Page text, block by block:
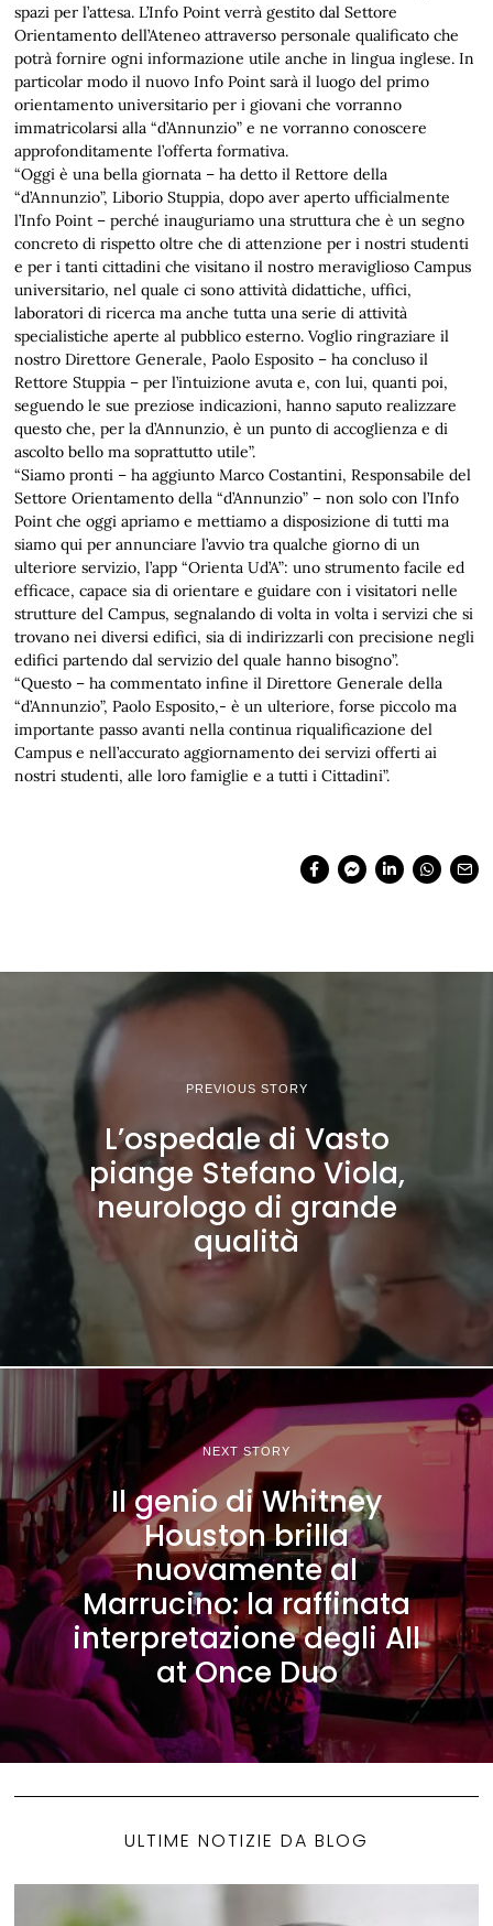
spazi per l’attesa. L’Info Point verrà gestito dal Settore
Orientamento dell’Ateneo attraverso personale qualificato che
potrà fornire ogni informazione utile anche in lingua inglese. In
particolar modo il nuovo Info Point sarà il luogo del primo
orientamento universitario per i giovani che vorranno
immatricolarsi alla “d’Annunzio” e ne vorranno conoscere
approfonditamente l’offerta formativa.
“Oggi è una bella giornata – ha detto il Rettore della
“d’Annunzio”, Liborio Stuppia, dopo aver aperto ufficialmente
l’Info Point – perché inauguriamo una struttura che è un segno
concreto di rispetto oltre che di attenzione per i nostri studenti
e per i tanti cittadini che visitano il nostro meraviglioso Campus
universitario, nel quale ci sono attività didattiche, uffici,
laboratori di ricerca ma anche tutta una serie di attività
specialistiche aperte al pubblico esterno. Voglio ringraziare il
nostro Direttore Generale, Paolo Esposito – ha concluso il
Rettore Stuppia – per l’intuizione avuta e, con lui, quanti poi,
seguendo le sue preziose indicazioni, hanno saputo realizzare
questo che, per la d’Annunzio, è un punto di accoglienza e di
ascolto bello ma soprattutto utile”.
“Siamo pronti – ha aggiunto Marco Costantini, Responsabile del
Settore Orientamento della “d’Annunzio” – non solo con l’Info
Point che oggi apriamo e mettiamo a disposizione di tutti ma
siamo qui per annunciare l’avvio tra qualche giorno di un
ulteriore servizio, l’app “Orienta Ud’A”: uno strumento facile ed
efficace, capace sia di orientare e guidare con i visitatori nelle
strutture del Campus, segnalando di volta in volta i servizi che si
trovano nei diversi edifici, sia di indirizzarli con precisione negli
edifici partendo dal servizio del quale hanno bisogno”.
“Questo – ha commentato infine il Direttore Generale della
“d’Annunzio”, Paolo Esposito,- è un ulteriore, forse piccolo ma
importante passo avanti nella continua riqualificazione del
Campus e nell’accurato aggiornamento dei servizi offerti ai
nostri studenti, alle loro famiglie e a tutti i Cittadini”.
PREVIOUS STORY
L’ospedale di Vasto
piange Stefano Viola,
neurologo di grande
qualità
NEXT STORY
Il genio di Whitney
Houston brilla
nuovamente al
Marrucino: la raffinata
interpretazione degli All
at Once Duo
ULTIME NOTIZIE DA BLOG